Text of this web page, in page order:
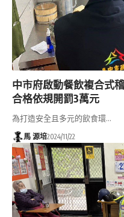
中市府啟動餐飲複合式
合格依規開罰3萬元
為打造安全且多元的飲食環…
馬 源培2024/11/22